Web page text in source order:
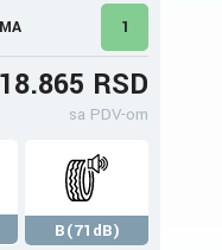
1
18.865 RSD
sa PDV-om
B(71dB)